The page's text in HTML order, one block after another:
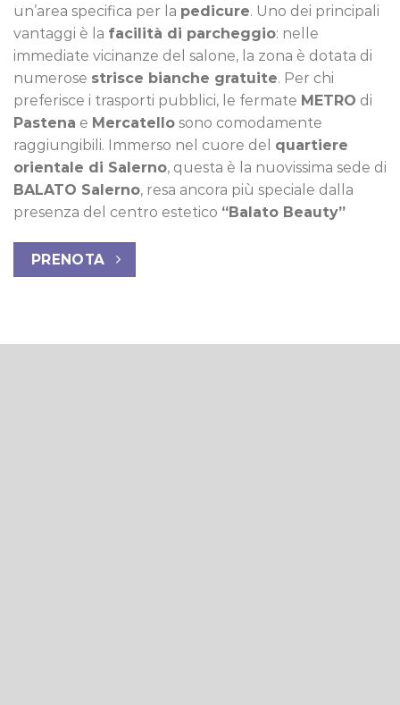
un’area specifica per la pedicure. Uno dei principali
vantaggi è la facilità di parcheggio: nelle
immediate vicinanze del salone, la zona è dotata di
numerose strisce bianche gratuite. Per chi
preferisce i trasporti pubblici, le fermate METRO di
Pastena e Mercatello sono comodamente
raggiungibili. Immerso nel cuore del quartiere
orientale di Salerno, questa è la nuovissima sede di
BALATO Salerno, resa ancora più speciale dalla
presenza del centro estetico “Balato Beauty”
PRENOTA